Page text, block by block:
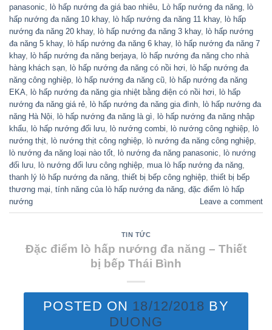
panasonic lò hấp nướng đa giá bao nhiêu Lò hấp nướng đa năng lò
hấp nướng đa năng 10 khay, lò hấp nướng đa năng 11 khay, lò hấp
nướng đa năng 20 khay, lò hấp nướng đa năng 3 khay, lò hấp nướng
đa năng 5 khay, lò hấp nướng đa năng 6 khay, lò hấp nướng đa năng 7
khay, lò hấp nướng đa năng berjaya lò hấp nướng đa năng cho nhà
hàng khách sạn lò hấp nướng đa năng có nồi hơi lò hấp nướng đa
năng công nghiệp lò hấp nướng đa năng cũ lò hấp nướng đa năng
EKA lò hấp nướng đa năng gia nhiệt bằng điện có nồi hơi lò hấp
nướng đa năng giá rẻ lò hấp nướng đa năng gia đình lò hấp nướng đa
năng Hà Nội lò hấp nướng đa năng là gì lò hấp nướng đa năng nhập
khẩu lò hấp nướng đối lưu lò nướng combi lò nướng công nghiệp lò
nướng thịt lò nướng thịt công nghiệp lò nướng đa năng công nghiệp
lò nướng đa năng loại nào tốt lò nướng đa năng panasonic lò nướng
đối lưu lò nướng đối lưu công nghiệp mua lò hấp nướng đa năng
thanh lý lò hấp nướng đa năng thiết bị bếp công nghiệp thiết bị bếp
thương mại tính năng của lò hấp nướng đa năng đặc điểm lò hấp
nướng
Leave a comment
TIN TỨC
Đặc điểm lò hấp nướng đa năng – Thiết
bị bếp Thái Bình
POSTED ON 18/12/2018 BY
DUONG